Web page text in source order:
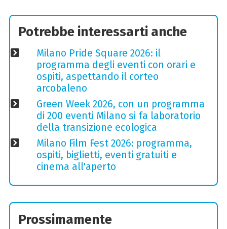
Potrebbe interessarti anche
Milano Pride Square 2026: il
programma degli eventi con orari e
ospiti, aspettando il corteo
arcobaleno
Green Week 2026, con un programma
di 200 eventi Milano si fa laboratorio
della transizione ecologica
Milano Film Fest 2026: programma,
ospiti, biglietti, eventi gratuiti e
cinema all'aperto
Prossimamente